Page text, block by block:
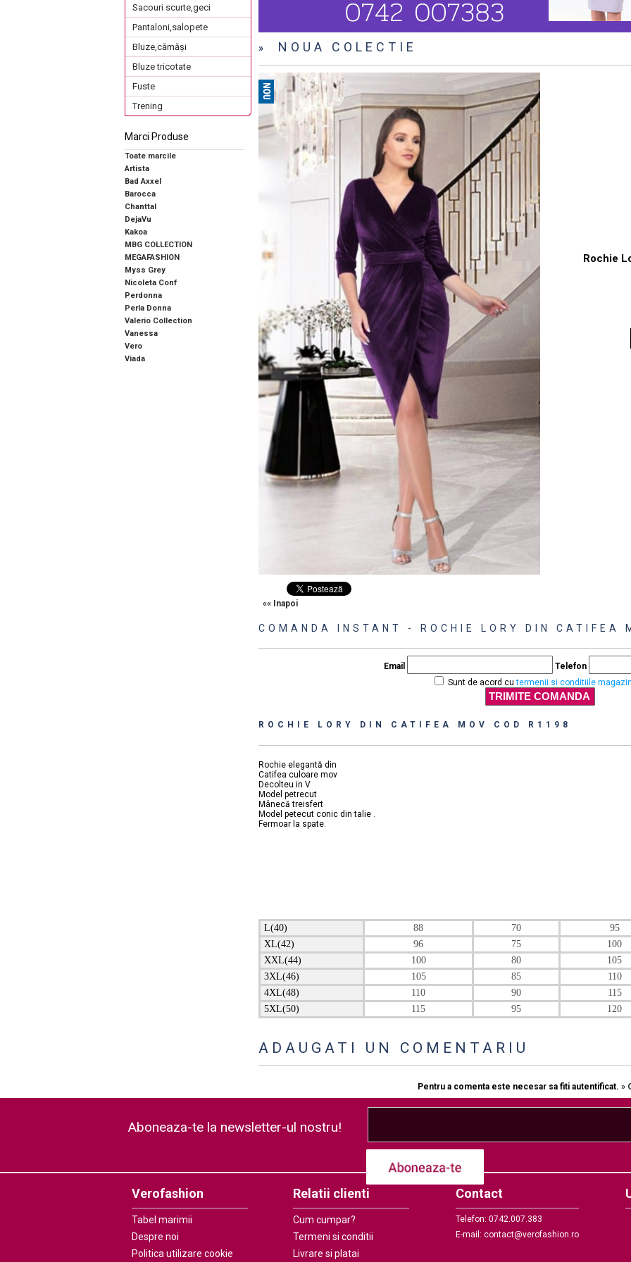
Sacouri scurte,geci
Pantaloni,salopete
Bluze,cămăși
Bluze tricotate
Fuste
Trening
Marci Produse
Toate marcile
Artista
Bad Axxel
Barocca
Chanttal
DejaVu
Kakoa
MBG COLLECTION
MEGAFASHION
Myss Grey
Nicoleta Conf
Perdonna
Perla Donna
Valerio Collection
Vanessa
Vero
Viada
» NOUA COLECTIE
Rochie
«« Inapoi
COMANDA INSTANT - ROCHIE LORY DIN CATIFEA
Email
Telefon
Sunt de acord cutermenii si conditiile
ROCHIE LORY DIN CATIFEA MOV COD R1198
Rochie elegantă din
Catifea culoare mov
Decolteu in V
Model petrecut
Mânecă treisfert
Model petecut conic din talie .
Fermoar la spate.
L(40) 88 70 95
XL(42)
96 75 100
XXL(44)
100 80 105
3XL(46)
105 85 110
4XL(48)
110 90 115
5XL(50)
115 95 120
ADAUGATI UN COMENTARIU
Pentru a comenta este necesar sa fiti autentificat. »
Aboneaza-te la newsletter-ul nostru!
Verofashion
Tabel marimii
Despre noi
Politica utilizare cookie
Relatii clienti
Cum cumpar?
Termeni si conditii
Livrare si platai
Contact
Telefon: 0742.007.383
E-mail: contact@verofashion.ro